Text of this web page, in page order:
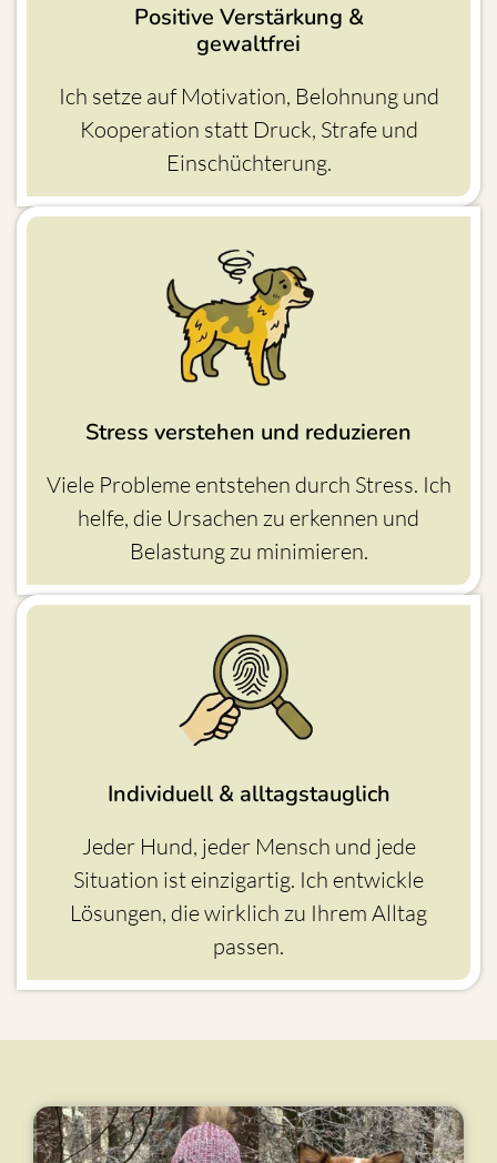
Positive Verstärkung &
gewaltfrei
Ich setze auf Motivation, Belohnung und
Kooperation statt Druck, Strafe und
Einschüchterung.
Stress verstehen und reduzieren
Viele Probleme entstehen durch Stress. Ich
helfe, die Ursachen zu erkennen und
Belastung zu minimieren.
Individuell & alltagstauglich
Jeder Hund, jeder Mensch und jede
Situation ist einzigartig. Ich entwickle
Lösungen, die wirklich zu Ihrem Alltag
passen.